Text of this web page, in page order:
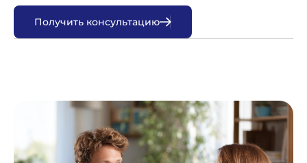
Получить консультацию